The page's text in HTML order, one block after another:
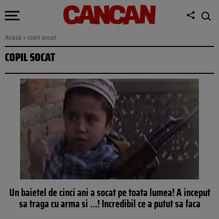
Acasă » copil socat
COPIL SOCAT
Un baietel de cinci ani a socat pe toata lumea! A inceput
sa traga cu arma si …! Incredibil ce a putut sa faca